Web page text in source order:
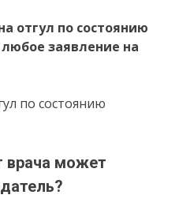
отгул по состоянию
заявление на
по состоянию
врача может